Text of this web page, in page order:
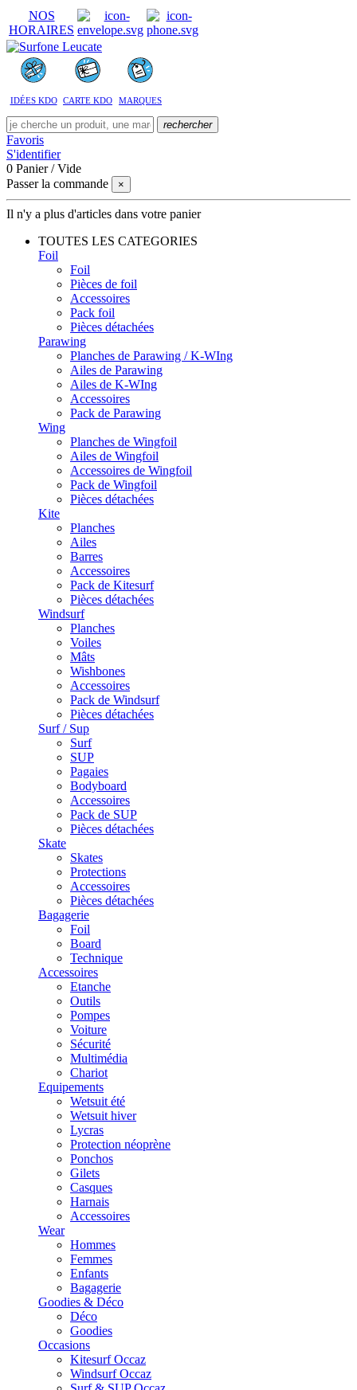
NOS
HORAIRES
IDÉES KDO CARTE KDO MARQUES
rechercher
Favoris
S'identifier
0 Panier /Vide
Passer la commande
×
Il n'y a plus d'articles dans votre panier
TOUTES LES CATEGORIES
Foil
Foil
Pièces de foil
Accessoires
Pack foil
Pièces détachées
Parawing
Planches de Parawing / K-WIng
Ailes de Parawing
Ailes de K-WIng
Accessoires
Pack de Parawing
Wing
Planches de Wingfoil
Ailes de Wingfoil
Accessoires de Wingfoil
Pack de Wingfoil
Pièces détachées
Kite
Planches
Ailes
Barres
Accessoires
Pack de Kitesurf
Pièces détachées
Windsurf
Planches
Voiles
Mâts
Wishbones
Accessoires
Pack de Windsurf
Pièces détachées
Surf / Sup
Surf
SUP
Pagaies
Bodyboard
Accessoires
Pack de SUP
Pièces détachées
Skate
Skates
Protections
Accessoires
Pièces détachées
Bagagerie
Foil
Board
Technique
Accessoires
Etanche
Outils
Pompes
Voiture
Sécurité
Multimédia
Chariot
Equipements
Wetsuit été
Wetsuit hiver
Lycras
Protection néoprène
Ponchos
Gilets
Casques
Harnais
Accessoires
Wear
Hommes
Femmes
Enfants
Bagagerie
Goodies & Déco
Déco
Goodies
Occasions
Kitesurf Occaz
Windsurf Occaz